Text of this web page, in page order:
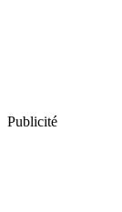
Publicité